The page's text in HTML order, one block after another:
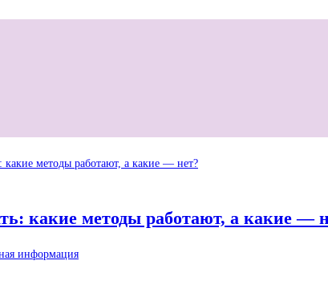
какие методы работают, а какие —